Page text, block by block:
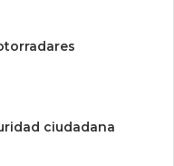
ciudadana